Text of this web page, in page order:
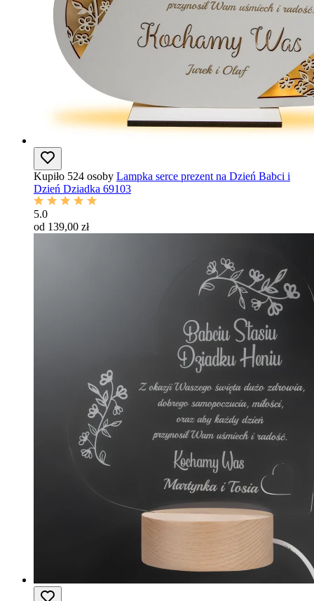
Kupiło 524 osoby Lampka serce prezent na Dzień Babci i
Dzień Dziadka 69103
5.0
od 139,00 zł